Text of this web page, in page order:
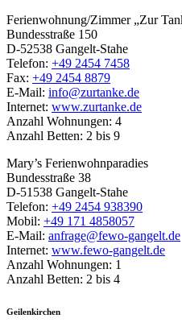
Ferienwohnung/Zimmer „Zur
Bundesstraße 150
D-52538 Gangelt-Stahe
Telefon: +49 2454 7458
Fax: +49 2454 8879
E-Mail: info@zurtanke.de
Internet: www.zurtanke.de
Anzahl Wohnungen: 4
Anzahl Betten: 2 bis 9
Mary’s Ferienwohnparadies
Bundesstraße 38
D-51538 Gangelt-Stahe
Telefon: +49 2454 938390
Mobil: +49 171 4858057
E-Mail: anfrage@fewo-gangelt.de
Internet: www.fewo-gangelt.de
Anzahl Wohnungen: 1
Anzahl Betten: 2 bis 4
Geilenkirchen